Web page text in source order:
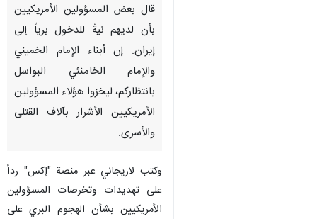
قال بعض المسؤولين الأمريكيين
بأن لديهم نيةً للدخول برياً إلى
إيران. إن أبناء الإمام الخميني
والإمام الخامنئي البواسل
بانتظاركم، ليخزوا هؤلاء المسؤولين
الأمريكيين الأشرار بآلاف القتلى
والأسرى.
وكتب لاريجاني عبر منصة "إكس" رداً
على تهديدات وتخرصات المسؤولين
الأمريكيين بشأن الهجوم البري على